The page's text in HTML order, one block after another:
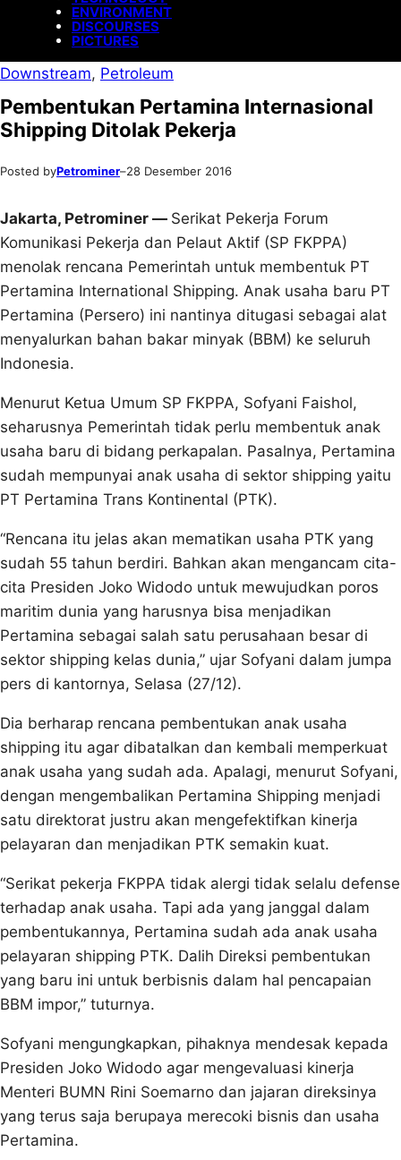
ENVIRONMENT
DISCOURSES
PICTURES
Downstream, Petroleum
Pembentukan Pertamina Internasional
Shipping Ditolak Pekerja
Posted byPetrominer–28 Desember 2016
Jakarta, Petrominer — Serikat Pekerja Forum
Komunikasi Pekerja dan Pelaut Aktif (SP FKPPA)
menolak rencana Pemerintah untuk membentuk PT
Pertamina International Shipping. Anak usaha baru PT
Pertamina (Persero) ini nantinya ditugasi sebagai alat
menyalurkan bahan bakar minyak (BBM) ke seluruh
Indonesia.
Menurut Ketua Umum SP FKPPA, Sofyani Faishol,
seharusnya Pemerintah tidak perlu membentuk anak
usaha baru di bidang perkapalan. Pasalnya, Pertamina
sudah mempunyai anak usaha di sektor shipping yaitu
PT Pertamina Trans Kontinental (PTK).
“Rencana itu jelas akan mematikan usaha PTK yang
sudah 55 tahun berdiri. Bahkan akan mengancam cita-
cita Presiden Joko Widodo untuk mewujudkan poros
maritim dunia yang harusnya bisa menjadikan
Pertamina sebagai salah satu perusahaan besar di
sektor shipping kelas dunia,” ujar Sofyani dalam jumpa
pers di kantornya, Selasa (27/12).
Dia berharap rencana pembentukan anak usaha
shipping itu agar dibatalkan dan kembali memperkuat
anak usaha yang sudah ada. Apalagi, menurut Sofyani,
dengan mengembalikan Pertamina Shipping menjadi
satu direktorat justru akan mengefektifkan kinerja
pelayaran dan menjadikan PTK semakin kuat.
“Serikat pekerja FKPPA tidak alergi tidak selalu defense
terhadap anak usaha. Tapi ada yang janggal dalam
pembentukannya, Pertamina sudah ada anak usaha
pelayaran shipping PTK. Dalih Direksi pembentukan
yang baru ini untuk berbisnis dalam hal pencapaian
BBM impor,” tuturnya.
Sofyani mengungkapkan, pihaknya mendesak kepada
Presiden Joko Widodo agar mengevaluasi kinerja
Menteri BUMN Rini Soemarno dan jajaran direksinya
yang terus saja berupaya merecoki bisnis dan usaha
Pertamina.